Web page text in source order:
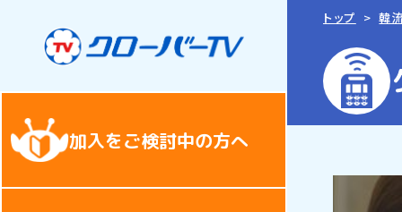
加入をご検討中の方へ
トップ 韓